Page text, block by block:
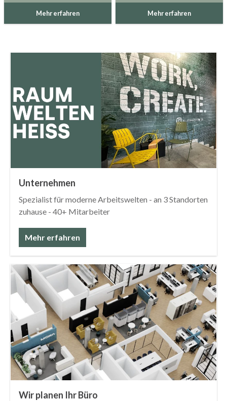
Mehr erfahren Mehr erfahren
Unternehmen
Spezialist für moderne Arbeitswelten - an 3 Standorten
zuhause - 40+ Mitarbeiter
Mehr erfahren
Wir planen Ihr Büro